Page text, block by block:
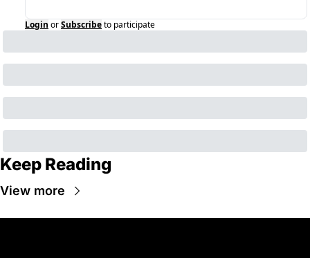
Login orSubscribeto participate
Keep Reading
View more